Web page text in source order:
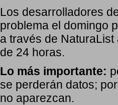
Los desarrolladores
problema el domingo
a través de
de 24 horas.
Lo más importante:
se perderán datos;
no aparezcan.